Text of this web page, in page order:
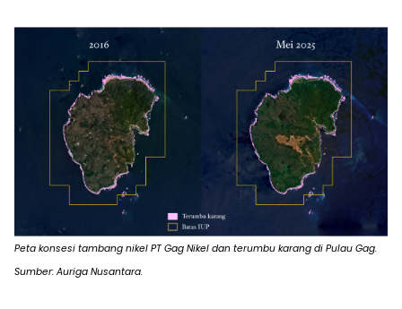
Peta konsesi tambang nikel PT Gag Nikel dan terumbu karang di Pulau Gag.
Sumber: Auriga Nusantara.